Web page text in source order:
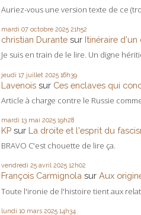
Auriez-vous une version texte de ce
mardi 07 octobre 2025 21h52
christian Durante sur Itinéraire d'un
Je suis en train de le lire. Un digne
jeudi 17 juillet 2025 16h39
Lavenois sur Ces enclaves qui
Article à charge contre le Russie
mardi 13 mai 2025 19h28
KP sur La droite et l'esprit du
BRAVO C'est chouette de lire ça.
vendredi 25 avril 2025 12h02
François Carmignola sur Aux
Toute l'ironie de l'histoire tient aux
lundi 10 mars 2025 14h34